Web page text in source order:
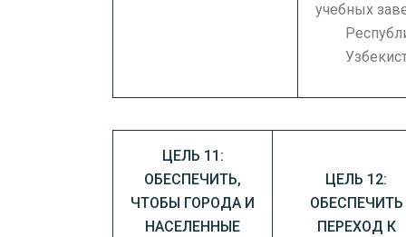
учебных
ЦЕЛЬ 11:
ОБЕСПЕЧИТЬ,
ЧТОБЫ ГОРОДА И
НАСЕЛЕННЫЕ
ЦЕЛЬ 12:
ОБЕСПЕЧИТЬ
ПЕРЕХОД К